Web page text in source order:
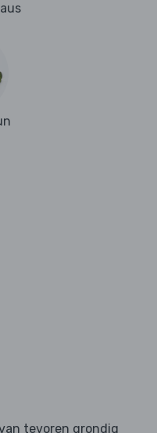
tevoren grondig